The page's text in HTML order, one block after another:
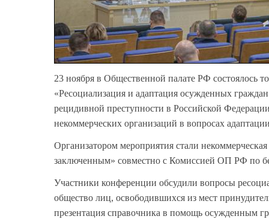
23 ноября в Общественной палате РФ состоялось
«Ресоциализация и адаптация осужденных
рецидивной преступности в Российской
некоммерческих организаций в вопросах
Организатором мероприятия стали
заключенным» совместно с Комиссией ОП РФ по
Участники конференции обсудили вопросы
общество лиц, освободившихся из мест
презентация справочника в помощь осужденным